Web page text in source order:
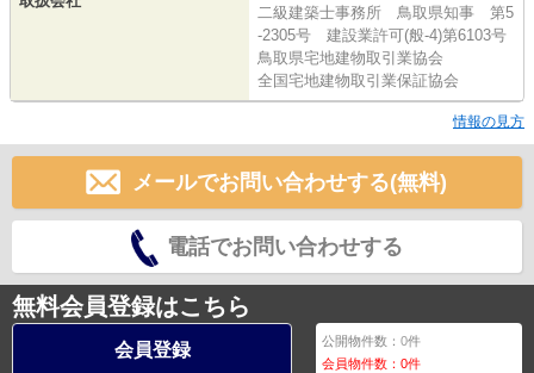
二級建築士事務所 鳥取県知事 第5
-2305号 建設業許可(般-4)第6103号
鳥取県宅地建物取引業協会
全国宅地建物取引業保証協会
情報の見方
メールでお問い合わせする(無料)
電話でお問い合わせする
無料会員登録はこちら
会員登録 公開物件数：0件
会員物件数：0件